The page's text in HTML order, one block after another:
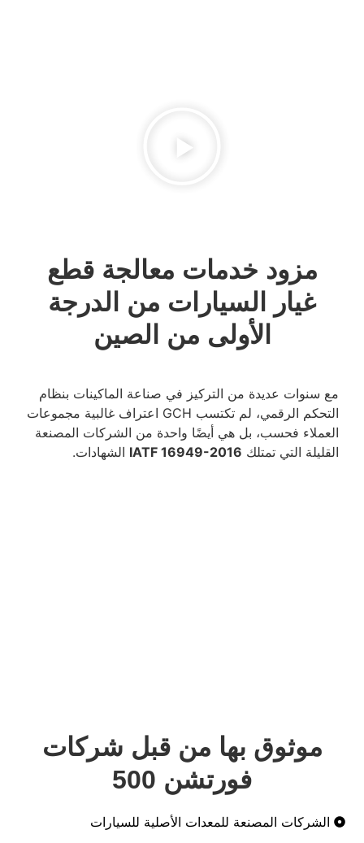
معالجة قطع
من الدرجة
من الصين
في صناعة الماكينات بنظام
التحكم الرقمي، لم تكتسب GCH اعتراف غالبية مجموعات
واحدة من الشركات المصنعة
IATFالشهادات.
من قبل شركات
الأصلية للسيارات